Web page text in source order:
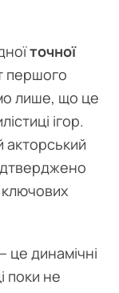
точної
першого
лише, що це
ігор.
акторський
це динамічні
поки не